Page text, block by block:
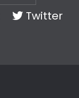
Twitter